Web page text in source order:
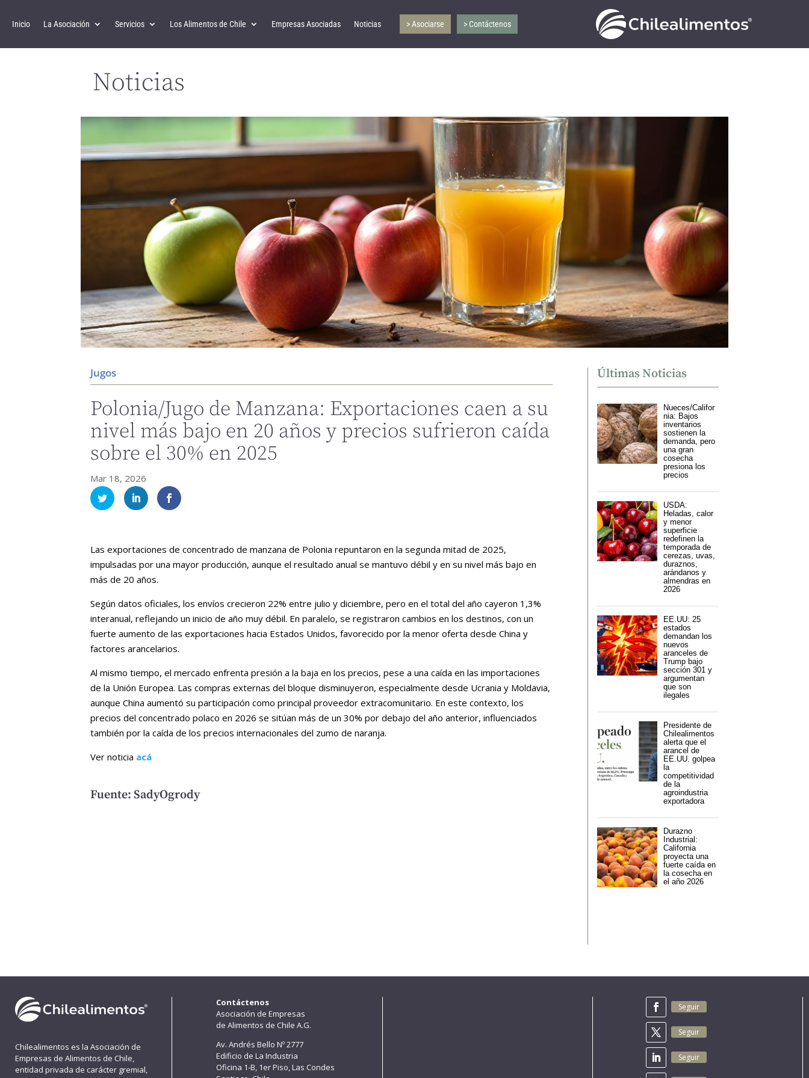
Inicio La Asociación Servicios Los Alimentos de Chile Empresas Asociadas Noticias > Asociarse > Contáctenos
Noticias
Jugos
Polonia/Jugo de Manzana: Exportaciones caen a su
nivel más bajo en 20 años y precios sufrieron caída
sobre el 30% en 2025
Mar 18, 2026
Las exportaciones de concentrado de manzana de Polonia repuntaron en la segunda mitad de 2025,
impulsadas por una mayor producción, aunque el resultado anual se mantuvo débil y en su nivel más bajo en
más de 20 años.
Según datos oficiales, los envíos crecieron 22% entre julio y diciembre, pero en el total del año cayeron 1,3%
interanual, reflejando un inicio de año muy débil. En paralelo, se registraron cambios en los destinos, con un
fuerte aumento de las exportaciones hacia Estados Unidos, favorecido por la menor oferta desde China y
factores arancelarios.
Al mismo tiempo, el mercado enfrenta presión a la baja en los precios, pese a una caída en las importaciones
de la Unión Europea. Las compras externas del bloque disminuyeron, especialmente desde Ucrania y Moldavia,
aunque China aumentó su participación como principal proveedor extracomunitario. En este contexto, los
precios del concentrado polaco en 2026 se sitúan más de un 30% por debajo del año anterior, influenciados
también por la caída de los precios internacionales del zumo de naranja.
Ver noticia acá
Fuente: SadyOgrody
Últimas Noticias
Nueces/Califor
nia: Bajos
inventarios
sostienen la
demanda, pero
una gran
cosecha
presiona los
precios
USDA:
Heladas, calor
y menor
superficie
redefinen la
temporada de
cerezas, uvas,
duraznos,
arándanos y
almendras en
2026
EE.UU: 25
estados
demandan los
nuevos
aranceles de
Trump bajo
sección 301 y
argumentan
que son
ilegales
Presidente de
Chilealimentos
alerta que el
arancel de
EE.UU. golpea
la
competitividad
de la
agroindustria
exportadora
Durazno
Industrial:
California
proyecta una
fuerte caída en
la cosecha en
el año 2026
Chilealimentos es la Asociación de
Empresas de Alimentos de Chile,
entidad privada de carácter gremial,
Contáctenos
Asociación de Empresas
de Alimentos de Chile A.G.
Av. Andrés Bello Nº 2777
Edificio de La Industria
Oficina 1-B, 1er Piso, Las Condes
Seguir
Seguir
Seguir